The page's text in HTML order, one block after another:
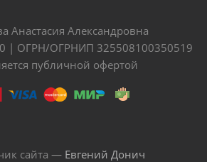
Анастасия Александровна
| ОГРН/ОГРНИП 325508100350519
публичной офертой
сайта — Евгений Донич